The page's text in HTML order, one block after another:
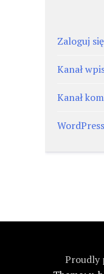
Zaloguj się
Kanał
Kanał
Proudly